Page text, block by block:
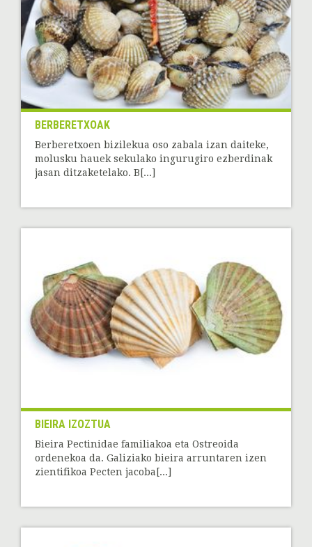
BERBERETXOAK
Berberetxoen bizilekua oso zabala izan daiteke,
molusku hauek sekulako ingurugiro ezberdinak
jasan ditzaketelako. B[...]
BIEIRA IZOZTUA
Bieira Pectinidae familiakoa eta Ostreoida
ordenekoa da. Galiziako bieira arruntaren izen
zientifikoa Pecten jacoba[...]